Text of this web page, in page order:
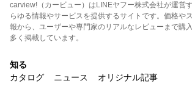
carview!（カービュー）はLINEヤフー株式会社が運営
らゆる情報やサービスを提供するサイトです。価格や
報から、ユーザーや専門家のリアルなレビューまで購
多く掲載しています。
知る
カタログ
ニュース オリジナル記事